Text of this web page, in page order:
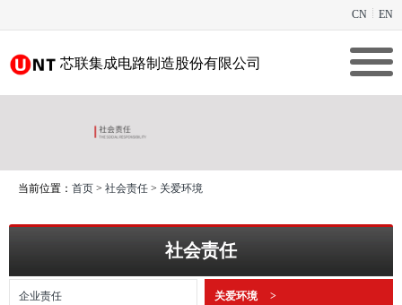
CN EN
芯联集成电路制造股份有限公司
当前位置： 首页 > 社会责任 > 关爱环境
社会责任
企业责任 关爱环境 >